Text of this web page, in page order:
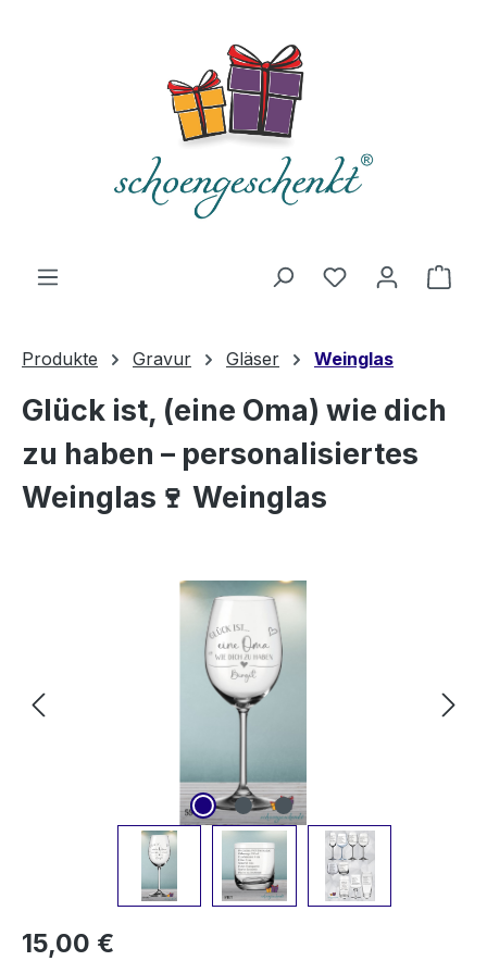
Du hast 0
Produkte Gravur Gläser Weinglas
Glück ist, (eine Oma) wie dich
zu haben – personalisiertes
Weinglas🍷 Weinglas
Bildergalerie überspringen
15,00 €